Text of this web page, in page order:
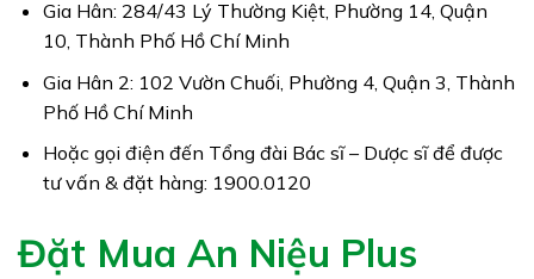
Gia Hân: 284/43 Lý Thường Kiệt, Phường 14, Quận
10, Thành Phố Hồ Chí Minh
Gia Hân 2: 102 Vườn Chuối, Phường 4, Quận 3, Thành
Phố Hồ Chí Minh
Hoặc gọi điện đến Tổng đài Bác sĩ – Dược sĩ để được
tư vấn & đặt hàng: 1900.0120
Đặt Mua An Niệu Plus